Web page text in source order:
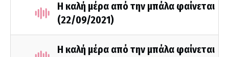
Η καλή μέρα από την μπάλα φαίνεται
(22/09/2021)
Η καλή μέρα από την μπάλα φαίνεται